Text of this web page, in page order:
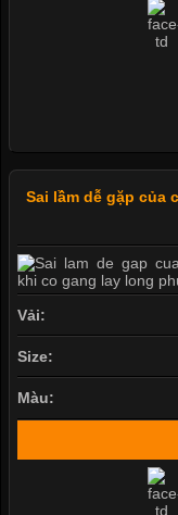
Sai lầm dễ gặp của
Vải:
Size:
Màu: